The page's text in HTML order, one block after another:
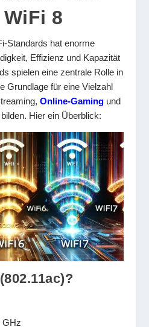
8
Standards hat enorme
Effizienz und Kapazität
spielen eine zentrale Rolle in
Grundlage für eine Vielzahl
Online-Gaming und
Hier ein Überblick:
GHz